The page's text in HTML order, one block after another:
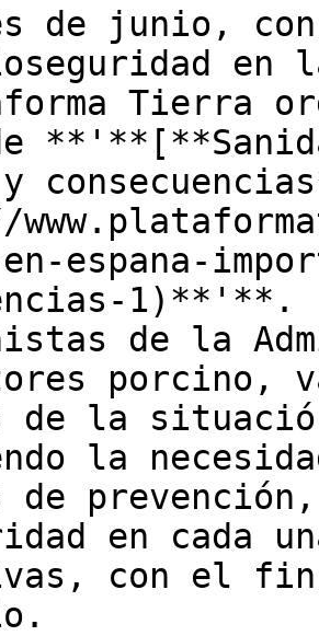
de junio,
en
Tierra
espana-
1)**'**.
de la
porcino,
de la
la
de
en cada
con el